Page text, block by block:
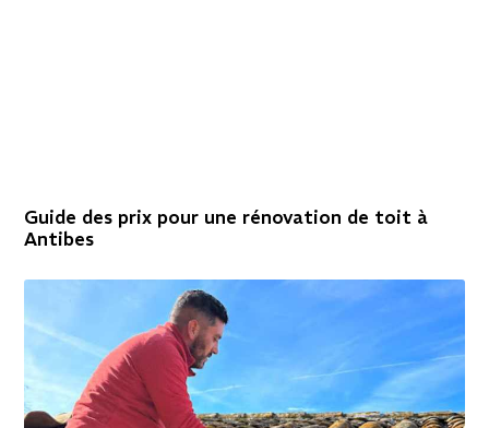
Guide des prix pour une rénovation de toit à
Antibes